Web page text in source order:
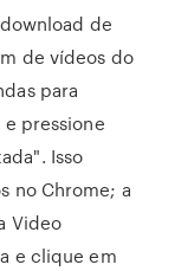
de
de vídeos do
para
pressione
Isso
no Chrome; a
Video
e clique em